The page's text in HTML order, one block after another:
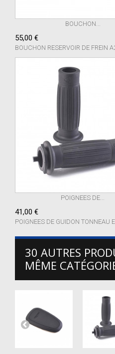
BOUCHON...
55,00 €
BOUCHON RESERVOIR DE FREIN
POIGNEES DE...
41,00 €
POIGNEES DE GUIDON TONNEAU
30 AUTRES
MÊME